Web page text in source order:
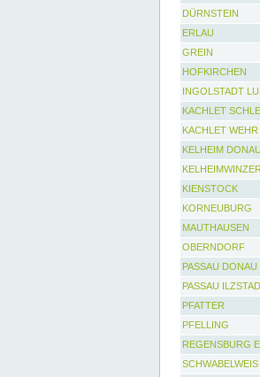
DÜRNSTEIN
ERLAU
GREIN
HOFKIRCHEN
INGOLSTADT
KACHLET
KACHLET WEHR
KELHEIM DONAU
KELHEIMWINZER
KIENSTOCK
KORNEUBURG
MAUTHAUSEN
OBERNDORF
PASSAU DONAU
PASSAU
PFATTER
PFELLING
REGENSBURG
SCHWABELWEIS